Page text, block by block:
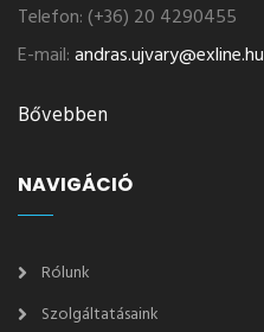
Telefon: (+36) 20 4290455
E-mail:andras.ujvary@exline.hu
Bővebben
NAVIGÁCIÓ
Rólunk
Szolgáltatásaink